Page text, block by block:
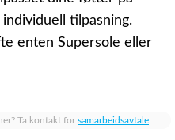
tilpasning.
enten Supersole eller
Ta kontakt for samarbeidsavtale